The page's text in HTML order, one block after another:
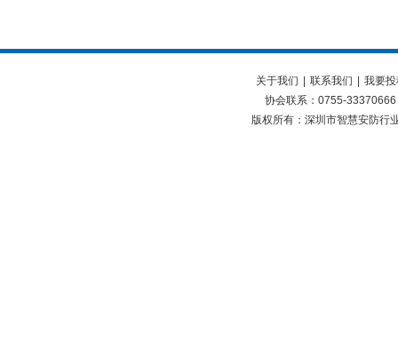
关于我们 联系我们
我要
协会联系：0755-
版权所有：深圳市智慧安防行